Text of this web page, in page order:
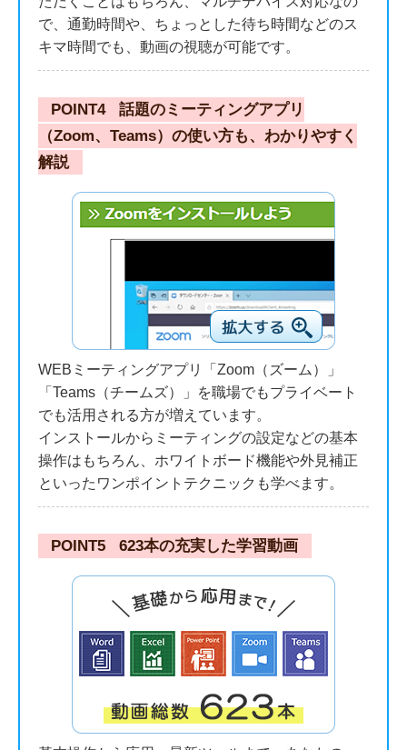
で、通勤時間や、ちょっとした待ち時間などのス
キマ時間でも、動画の視聴が可能です。
POINT4
話題のミーティングアプリ
（Zoom、Teams）の使い方も、わかりやすく
解説
WEBミーティングアプリ「Zoom（ズーム）」
「Teams（チームズ）」を職場でもプライベート
でも活用される方が増えています。
インストールからミーティングの設定などの基本
操作はもちろん、ホワイトボード機能や外見補正
といったワンポイントテクニックも学べます。
POINT5 623本の充実した学習動画